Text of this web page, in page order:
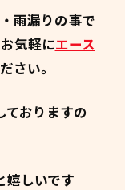
雨漏りの事で
気軽にエース
さい。
ておりますの
嬉しいです